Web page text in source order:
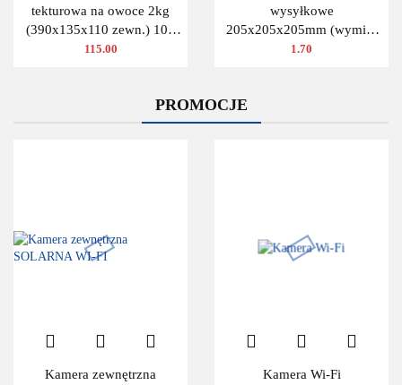
tekturowa na owoce 2kg
(390x135x110 zewn.) 100
szt.
115.00
wysyłkowe
205x205x205mm (wymiar
zewn.) Fala B 480g/m2
1.70
PROMOCJE
Kamera zewnętrzna
Kamera Wi-Fi